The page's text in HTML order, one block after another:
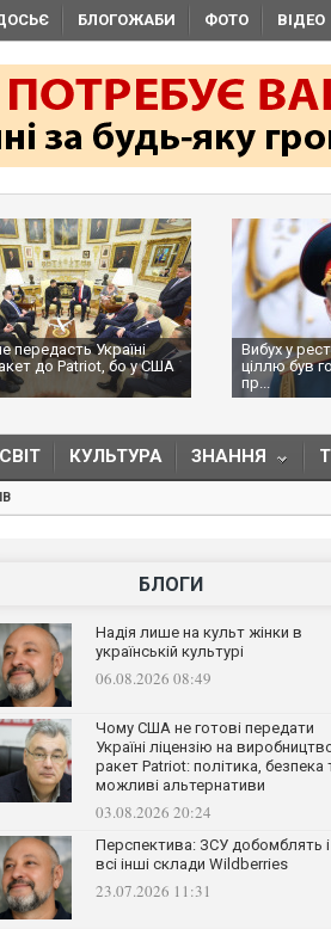
БЛОГОЖАБИ ФОТО ВІДЕО
передасть Україні
до Patriot, бо у США
Вибух у
ціллю був
пр...
СВІТ КУЛЬТУРА ЗНАННЯ
БЛОГИ
Надія лише на культ жінки в
українській культурі
06.08.2026 08:49
Чому США не готові передати
Україні ліцензію на
ракет Patriot: політика, безпека
можливі альтернативи
03.08.2026 20:24
Перспектива: ЗСУ добомблять і
всі інші склади Wildberries
23.07.2026 11:31